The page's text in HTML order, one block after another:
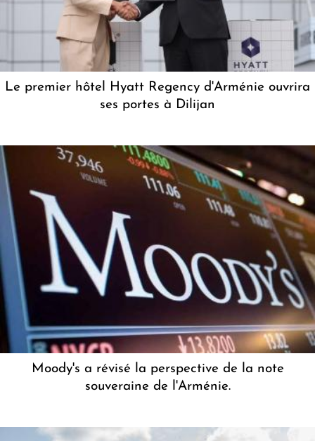
Le premier hôtel Hyatt Regency d'Arménie ouvrira
ses portes à Dilijan
Moody's a révisé la perspective de la note
souveraine de l'Arménie.